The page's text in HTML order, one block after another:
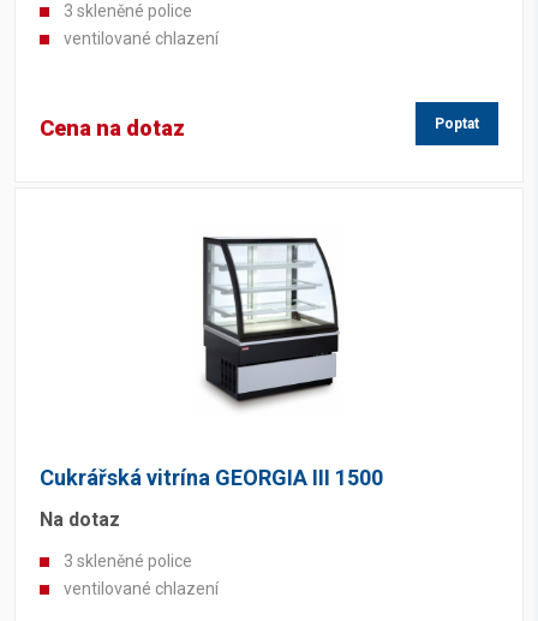
3 skleněné police
ventilované chlazení
Cena na dotaz Poptat
Cukrářská vitrína GEORGIA III 1500
Na dotaz
3 skleněné police
ventilované chlazení